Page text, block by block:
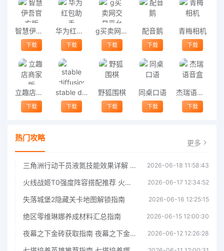
智慧伊吾官方版
下载
华为红包助手
下载
g买卖网交易平台
下载
配音鹅
下载
青梅相机
下载
立趣店商家版
下载
stable diffusion手机版
下载
野狐围棋
下载
同桌口语
下载
杰瑞语音盒
下载
热门攻略 更多
三角洲行动干员液氮技能效果详解 三角洲行动干员液氮技能介绍 2026-06-18 11:58:43
火线战姬T0强度阵容搭配推荐 火线战姬T0强度阵容哪个好 2026-06-17 12:34:52
失落城堡2隐藏关卡地图解锁指南 2026-06-16 12:25:15
绝区零维琳娜养成材料汇总指南 2026-06-15 12:00:30
夜幕之下金砖获取指南 夜幕之下金砖获取方法 2026-06-12 12:26:28